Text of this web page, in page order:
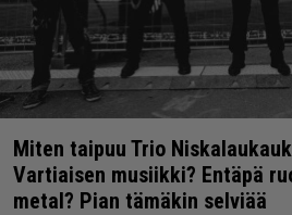
Miten taipuu Trio
Vartiaisen musiikki? Entäpä
metal? Pian tämäkin selviää